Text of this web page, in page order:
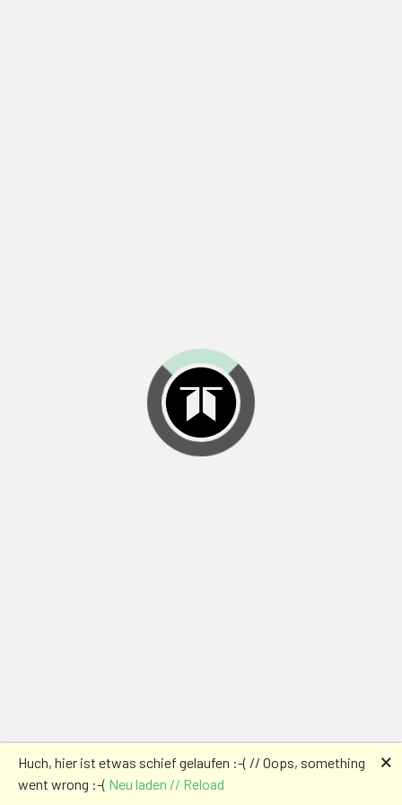
Huch, hier ist etwas schief gelaufen :-( // Oops, something
went wrong :-( Neu laden // Reload
🗙